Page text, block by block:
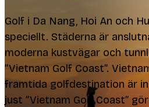
Golf i Da Nang, Hoi An och
speciellt. Städerna är
moderna kustvägar och
”Vietnam Golf Coast”.
framtida golfdestination är
just ”Vietnam Golf Coast”